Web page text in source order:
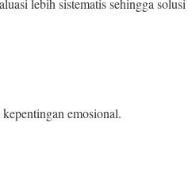
lebih sistematis sehingga solusi
emosional.